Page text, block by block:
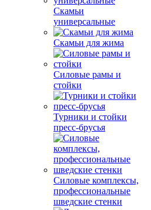
Скамьи
универсальные
Скамьи для жима
Силовые рамы и
стойки
Турники и стойки
пресс-брусья
Силовые комплексы,
профессиональные
шведские стенки